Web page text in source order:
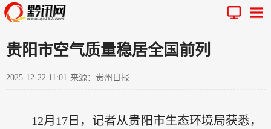
贵阳市空气质量稳居全国前列
2025-12-22 11:01 来源：贵州日报
12月17日，记者从贵阳市生态环境局获悉，